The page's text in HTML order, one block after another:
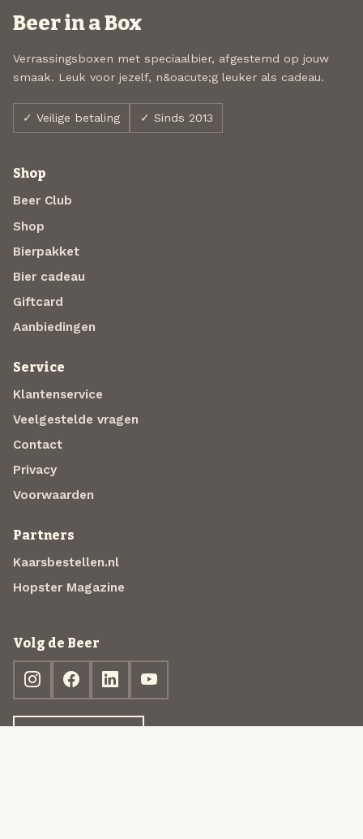
Beer in a Box
Verrassingsboxen met speciaalbier, afgestemd op jouw
smaak. Leuk voor jezelf, n&oacute;g leuker als cadeau.
✓ Veilige betaling ✓ Sinds 2013
Shop
Beer Club
Shop
Bierpakket
Bier cadeau
Giftcard
Aanbiedingen
Service
Klantenservice
Veelgestelde vragen
Contact
Privacy
Voorwaarden
Partners
Kaarsbestellen.nl
Hopster Magazine
Volg de Beer